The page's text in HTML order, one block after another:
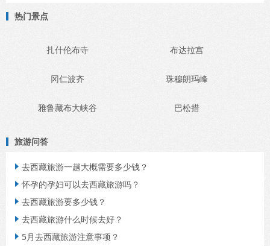
热门景点
扎什伦布寺 布达拉宫
冈仁波齐 珠穆朗玛峰
雅鲁藏布大峡谷 巴松措
旅游问答
 去西藏旅游一趟大概需要多少钱？
怀孕的孕妇可以去西藏旅游吗？
 去西藏旅游要多少钱？
 去西藏旅游什么时候去好？
 5月去西藏旅游注意事项？